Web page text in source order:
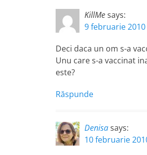
KillMesays:
9 februarie 2010
Deci daca un om s-a
Unu care s-a vaccinat
este?
Răspunde
Denisasays:
10 februarie